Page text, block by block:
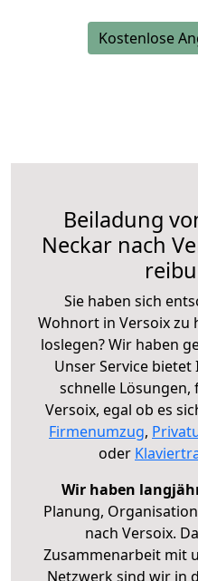
Kostenlose
Beiladung
Neckar nach
Sie haben sich
Wohnort in Versoix zu
loslegen? Wir haben
Unser Service
schnelle
Versoix, egal ob es
Firmenumzug,
oder
Wir haben
Planung,
nach Versoix.
Zusammenarbeit mit
Netzwerk sind wir in